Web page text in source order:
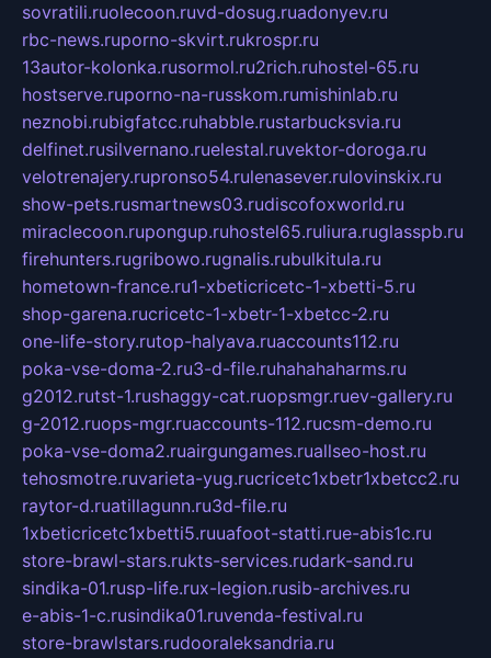
sovratili.ruolecoon.ruvd-dosug.ruadonyev.ru
rbc-news.ruporno-skvirt.rukrospr.ru
13autor-kolonka.rusormol.ru2rich.ruhostel-65.ru
hostserve.ruporno-na-russkom.rumishinlab.ru
neznobi.rubigfatcc.ruhabble.rustarbucksvia.ru
delfinet.rusilvernano.ruelestal.ruvektor-doroga.ru
velotrenajery.rupronso54.rulenasever.rulovinskix.ru
show-pets.rusmartnews03.rudiscofoxworld.ru
miraclecoon.rupongup.ruhostel65.ruliura.ruglasspb.ru
firehunters.rugribowo.rugnalis.rubulkitula.ru
hometown-france.ru1-xbeticricetc-1-xbetti-5.ru
shop-garena.rucricetc-1-xbetr-1-xbetcc-2.ru
one-life-story.rutop-halyava.ruaccounts112.ru
poka-vse-doma-2.ru3-d-file.ruhahahaharms.ru
g2012.rutst-1.rushaggy-cat.ruopsmgr.ruev-gallery.ru
g-2012.ruops-mgr.ruaccounts-112.rucsm-demo.ru
poka-vse-doma2.ruairgungames.ruallseo-host.ru
tehosmotre.ruvarieta-yug.rucricetc1xbetr1xbetcc2.ru
raytor-d.ruatillagunn.ru3d-file.ru
1xbeticricetc1xbetti5.ruuafoot-statti.rue-abis1c.ru
store-brawl-stars.rukts-services.rudark-sand.ru
sindika-01.rusp-life.rux-legion.rusib-archives.ru
e-abis-1-c.rusindika01.ruvenda-festival.ru
store-brawlstars.rudooraleksandria.ru